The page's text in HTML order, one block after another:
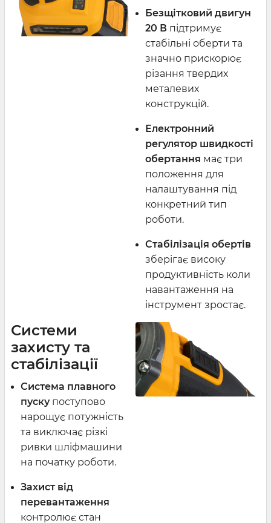
Безщітковий двигун
20 В підтримує
стабільні оберти та
значно прискорює
різання твердих
металевих
конструкцій.
Електронний
регулятор швидкості
обертання має три
положення для
налаштування під
конкретний тип
роботи.
Стабілізація обертів
зберігає високу
продуктивність коли
навантаження на
інструмент зростає.
Системи
захисту та
стабілізації
Система плавного
пускупоступово
нарощує потужність
та виключає різкі
ривки шліфмашини
на початку роботи.
Захист від
перевантаження
контролює стан